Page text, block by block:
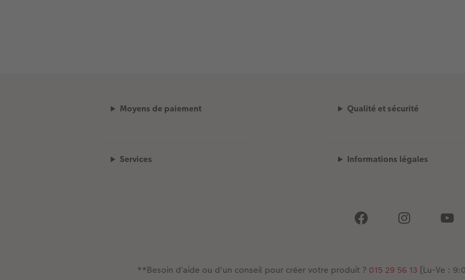
Moyens de paiement Qualité et sécurité
Services Informations légales
**Besoin d'aide ou d'un conseil pour créer votre produit ? 015 29 56 13 [Lu-Ve :